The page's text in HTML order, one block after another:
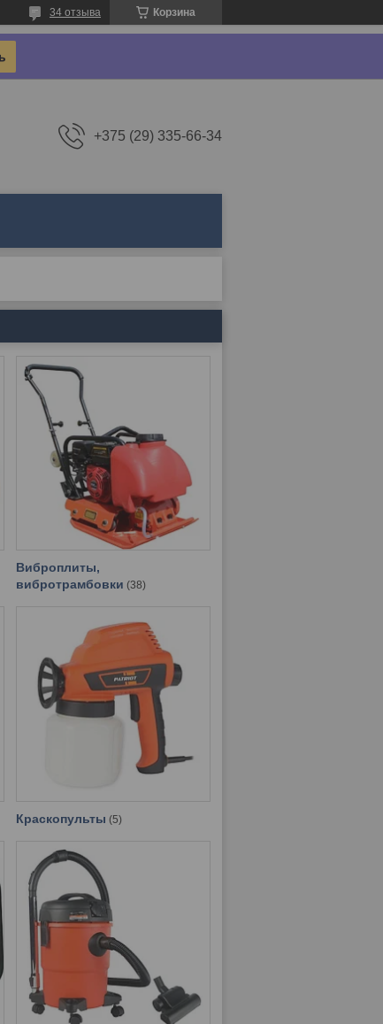
Корзина
34 отзыва
+375 (29) 335-66-34
Виброплиты,
вибротрамбовки 38
Краскопульты 5